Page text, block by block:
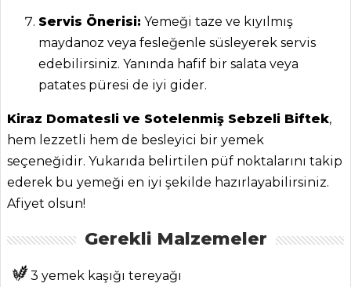
Mini Çiğ Börek
Tarifi, Nasıl Yapılır?
Salamlı, Patatesli
Tarifi, Nasıl Yapılır?
Kahveli Kurabiye
Tarifi, Nasıl Yapılır?
Tarifleri
Servis Önerisi: Yemeği taze ve kıyılmış
maydanoz veya fesleğenle süsleyerek servis
edebilirsiniz. Yanında hafif bir salata veya
patates püresi de iyi gider.
Kiraz Domatesli ve Sotelenmiş Sebzeli Biftek,
hem lezzetli hem de besleyici bir yemek
seçeneğidir. Yukarıda belirtilen püf noktalarını takip
ederek bu yemeği en iyi şekilde hazırlayabilirsiniz.
Afiyet olsun!
Gerekli Malzemeler
3 yemek kaşığı tereyağı